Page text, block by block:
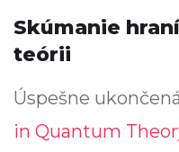
Skúmanie
teórii
Úspešne
in Quantum